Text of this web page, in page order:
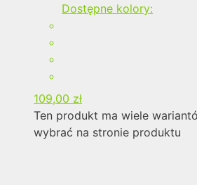
Dostępne kolory:
109,00 zł
Ten produkt ma wiele
wybrać na stronie produktu